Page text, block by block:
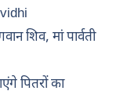
शिव, मां पार्वती
पितरों का